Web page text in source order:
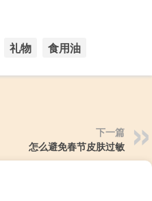
礼物 食用油
下一篇
怎么避免春节皮肤过敏